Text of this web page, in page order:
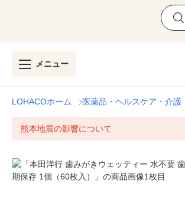
メニュー
LOHACOホーム 医薬品・ヘルスケア・介護
熊本地震の影響について